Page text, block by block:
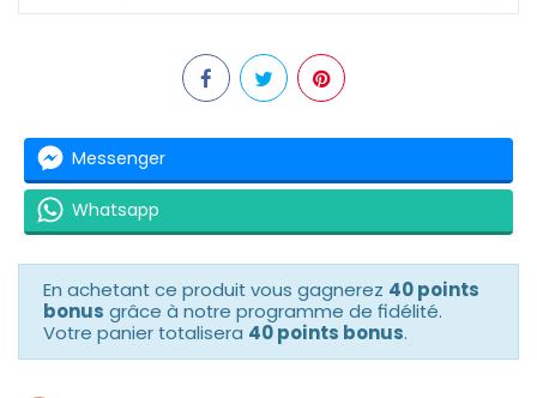
Messenger
Whatsapp
En achetant ce produit vous gagnerez 40 points
bonus grâce à notre programme de fidélité.
Votre panier totalisera 40 points bonus.